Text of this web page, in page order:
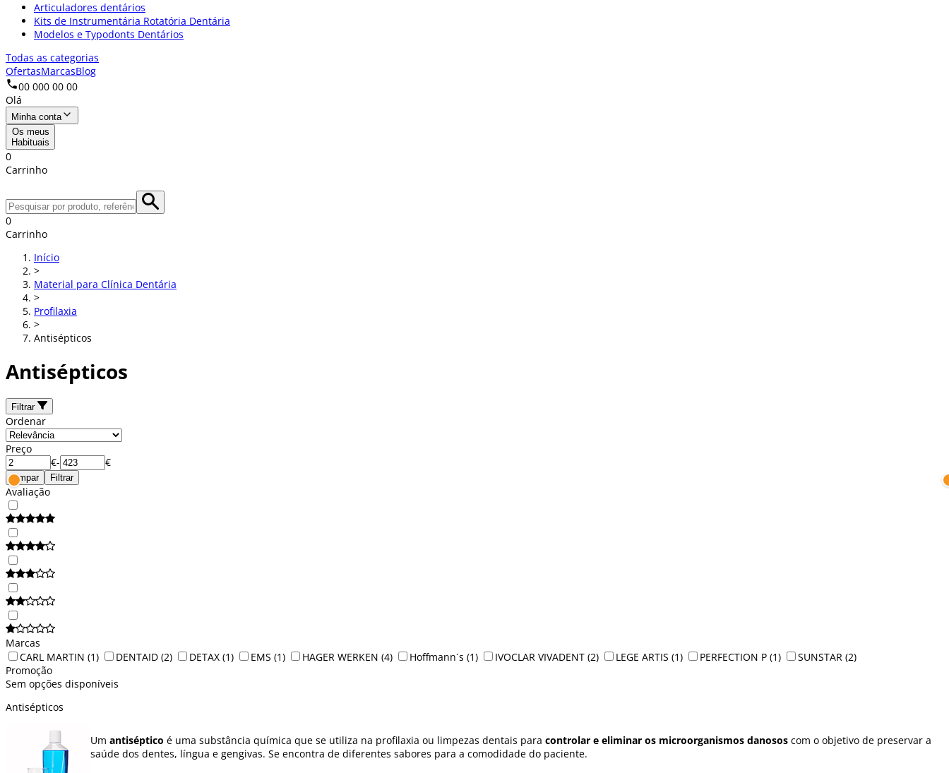
Articuladores dentários
Kits de Instrumentária Rotatória Dentária
Modelos e Typodonts Dentários
Todas as categorias
OfertasMarcasBlog
00 000 00 00
Olá
Minha conta
Os meus
Habituais
0
Carrinho
0
Carrinho
Início
>
Material para Clínica Dentária
>
Profilaxia
>
Antisépticos
Antisépticos
Filtrar
Ordenar
Preço
€- €
Limpar Filtrar
Avaliação
Marcas
CARL MARTIN (1) DENTAID (2) DETAX (1) EMS (1) HAGER WERKEN (4) Hoffmann´s (1) IVOCLAR VIVADENT (2) LEGE ARTIS (1) PERFECTION P (1) SUNSTAR (2)
Promoção
Sem opções disponíveis
Antisépticos
Um antiséptico é uma substância química que se utiliza na profilaxia ou limpezas dentais para controlar e eliminar os microorganismos danosos com o objetivo de preservar a
saúde dos dentes, língua e gengivas. Se encontra de diferentes sabores para a comodidade do paciente.